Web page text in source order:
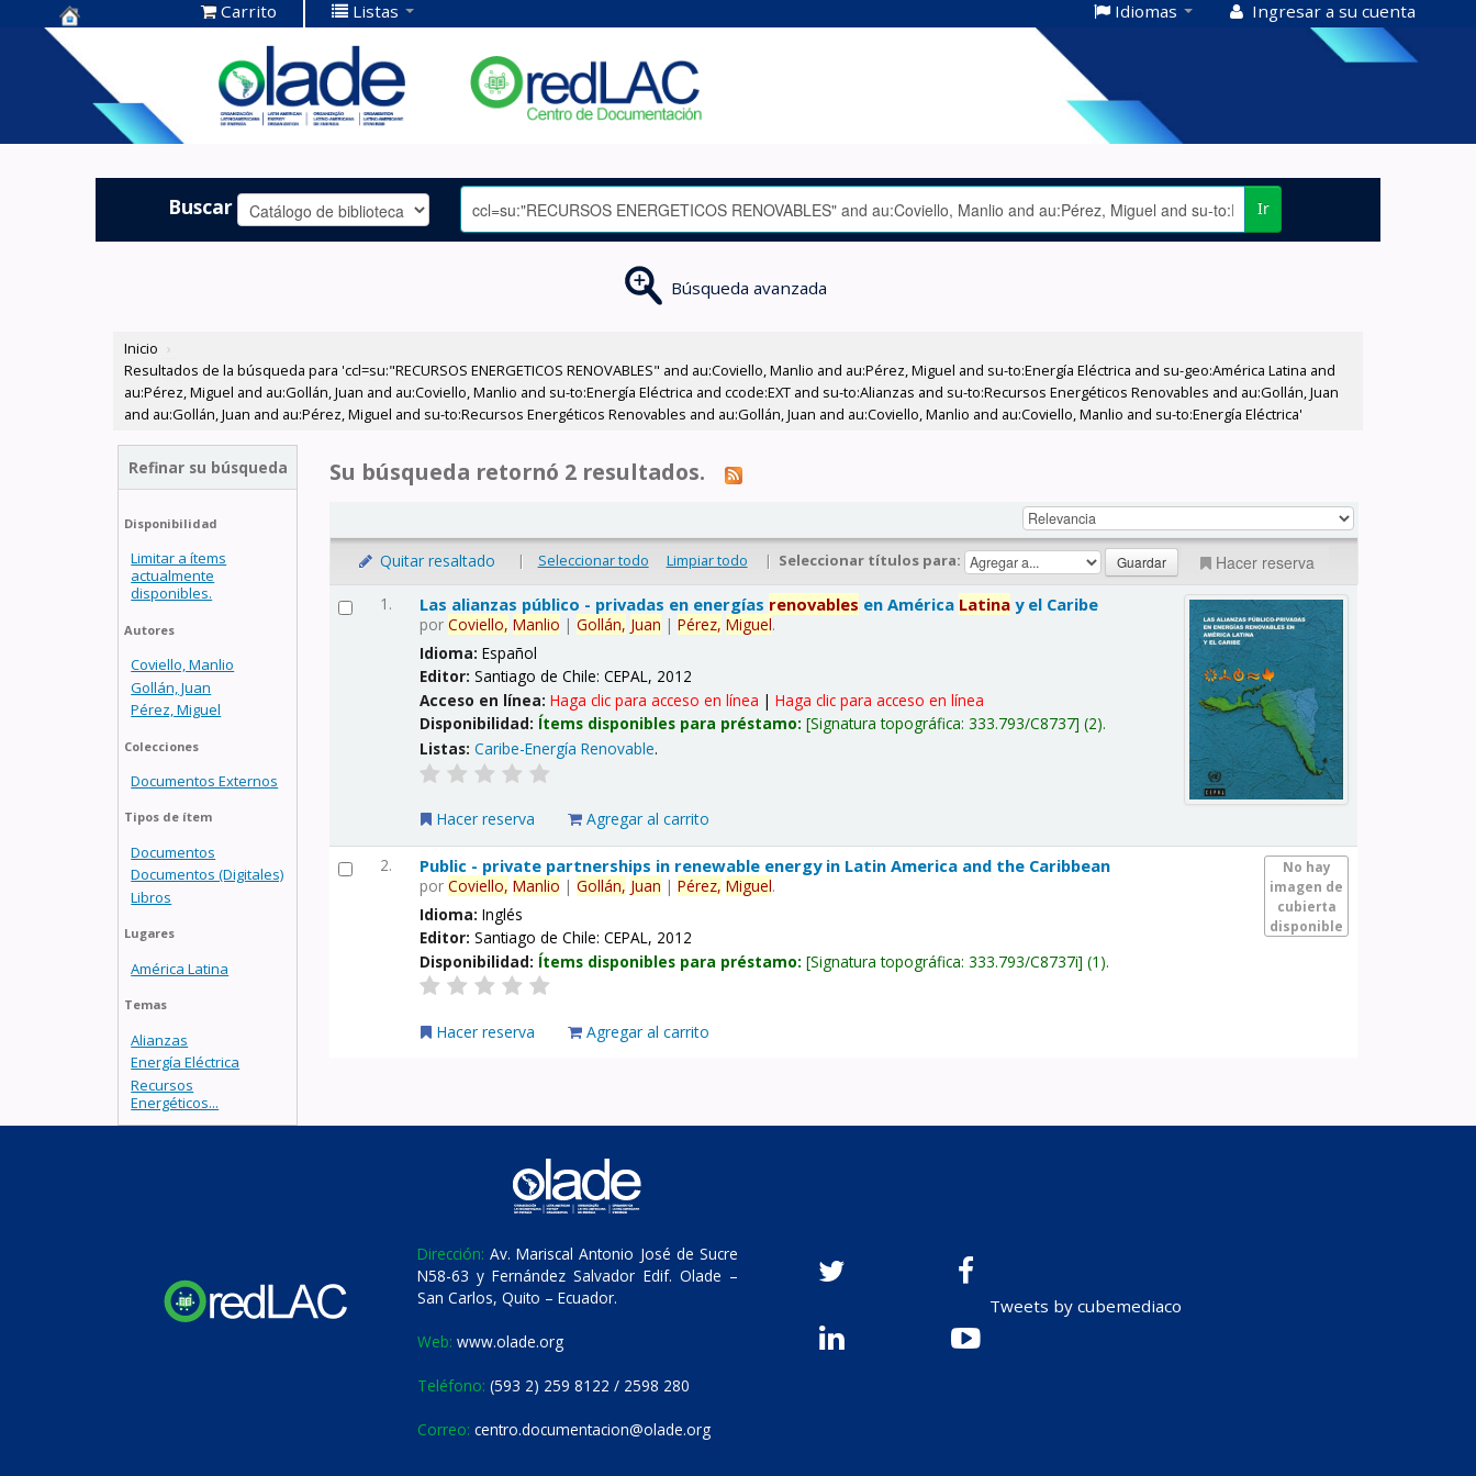
Centro de
Documentación
OLADE -
Carrito Listas Idiomas Ingresar a su cuenta
Buscar Ir
Búsqueda avanzada
Inicio ›
Resultados de la búsqueda para 'ccl=su:"RECURSOS ENERGETICOS RENOVABLES" and au:Coviello, Manlio and au:Pérez, Miguel and su-to:Energía Eléctrica and su-geo:América Latina and
au:Pérez, Miguel and au:Gollán, Juan and au:Coviello, Manlio and su-to:Energía Eléctrica and ccode:EXT and su-to:Alianzas and su-to:Recursos Energéticos Renovables and au:Gollán, Juan
and au:Gollán, Juan and au:Pérez, Miguel and su-to:Recursos Energéticos Renovables and au:Gollán, Juan and au:Coviello, Manlio and au:Coviello, Manlio and su-to:Energía Eléctrica'
Refinar su búsqueda
Disponibilidad
Limitar a ítems
actualmente
disponibles.
Autores
Coviello, Manlio
Gollán, Juan
Pérez, Miguel
Colecciones
Documentos Externos
Tipos de ítem
Documentos
Documentos (Digitales)
Libros
Lugares
América Latina
Temas
Alianzas
Energía Eléctrica
Recursos
Energéticos...
Su búsqueda retornó 2 resultados.
Quitar resaltado | Seleccionar todo Limpiar todo | Seleccionar títulos para: Hacer reserva
1. Las alianzas público - privadas en energías renovables en América Latina y el Caribe
porCoviello, Manlio |Gollán, Juan |Pérez, Miguel.
Idioma:Español
Editor:Santiago de Chile: CEPAL, 2012
Acceso en línea:Haga clic para acceso en línea |Haga clic para acceso en línea
Disponibilidad: Ítems disponibles para préstamo: Signatura topográfica:333.793/C8737 (2).
Listas: Caribe-Energía Renovable.
Hacer reserva Agregar al carrito
2.
No hay
imagen de
cubierta
disponible
Public - private partnerships in renewable energy in Latin America and the Caribbean
porCoviello, Manlio |Gollán, Juan |Pérez, Miguel.
Idioma:Inglés
Editor:Santiago de Chile: CEPAL, 2012
Disponibilidad: Ítems disponibles para préstamo: Signatura topográfica:333.793/C8737i (1).
Hacer reserva Agregar al carrito
Dirección: Av. Mariscal Antonio José de Sucre
N58-63 y Fernández Salvador Edif. Olade –
San Carlos, Quito – Ecuador.
Web: www.olade.org
Teléfono: (593 2) 259 8122 / 2598 280
Correo: centro.documentacion@olade.org
Tweets by cubemediaco